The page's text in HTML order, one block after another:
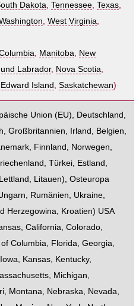
Dakota, Tennessee, Texas,
, West Virginia,
, Manitoba, New
Labrador, Nova Scotia,
Island , Saskatchewan)
Union (EU), Deutschland ,
, Großbritannien, Irland , Belgien,
, Finnland , Norwegen,
, Türkei, Estland,
Lettland , Litauen), Osteuropa
, Rumänien, Ukraine,
Herzegowina, Kroatien) USA
, California, Colorado,
of Columbia, Florida, Georgia,
Iowa, Kansas, Kentucky,
, Michigan,
, Montana, Nebraska, Nevada,